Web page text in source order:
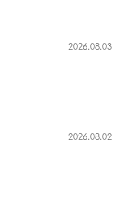
2026.08.03
2026.08.02